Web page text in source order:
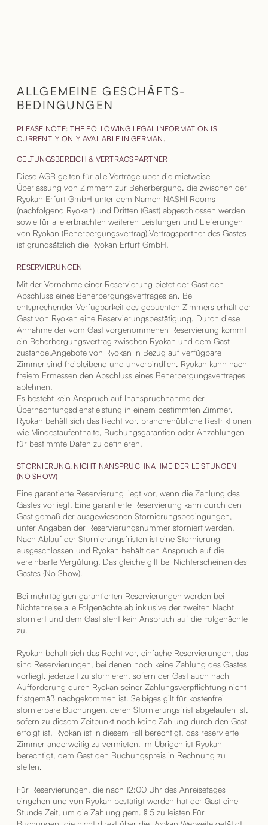
ALLGEMEINE GESCHÄFTS­
BEDINGUNGEN
PLEASE NOTE: THE FOLLOWING LEGAL INFORMATION IS
CURRENTLY ONLY AVAILABLE IN GERMAN.
GELTUNGSBEREICH & VERTRAGSPARTNER
Diese AGB gelten für alle Verträge über die mietweise
Überlassung von Zimmern zur Beherbergung, die zwischen der
Ryokan Erfurt GmbH unter dem Namen NASHI Rooms
(nachfolgend Ryokan) und Dritten (Gast) abgeschlossen werden
sowie für alle erbrachten weiteren Leistungen und Lieferungen
von Ryokan (Beherbergungsvertrag).Vertragspartner des Gastes
ist grundsätzlich die Ryokan Erfurt GmbH.
RESERVIERUNGEN
Mit der Vornahme einer Reservierung bietet der Gast den
Abschluss eines Beherbergungsvertrages an. Bei
entsprechender Verfügbarkeit des gebuchten Zimmers erhält der
Gast von Ryokan eine Reservierungsbestätigung. Durch diese
Annahme der vom Gast vorgenommenen Reservierung kommt
ein Beherbergungsvertrag zwischen Ryokan und dem Gast
zustande.Angebote von Ryokan in Bezug auf verfügbare
Zimmer sind freibleibend und unverbindlich. Ryokan kann nach
freiem Ermessen den Abschluss eines Beherbergungsvertrages
ablehnen.
Es besteht kein Anspruch auf Inanspruchnahme der
Übernachtungsdienstleistung in einem bestimmten Zimmer.
Ryokan behält sich das Recht vor, branchenübliche Restriktionen
wie Mindestaufenthalte, Buchungsgarantien oder Anzahlungen
für bestimmte Daten zu definieren.
STORNIERUNG, NICHTINANSPRUCHNAHME DER LEISTUNGEN
(NO SHOW)
Eine garantierte Reservierung liegt vor, wenn die Zahlung des
Gastes vorliegt. Eine garantierte Reservierung kann durch den
Gast gemäß der ausgewiesenen Stornierungsbedingungen,
unter Angaben der Reservierungsnummer storniert werden.
Nach Ablauf der Stornierungsfristen ist eine Stornierung
ausgeschlossen und Ryokan behält den Anspruch auf die
vereinbarte Vergütung. Das gleiche gilt bei Nichterscheinen des
Gastes (No Show).
Bei mehrtägigen garantierten Reservierungen werden bei
Nichtanreise alle Folgenächte ab inklusive der zweiten Nacht
storniert und dem Gast steht kein Anspruch auf die Folgenächte
zu.
Ryokan behält sich das Recht vor, einfache Reservierungen, das
sind Reservierungen, bei denen noch keine Zahlung des Gastes
vorliegt, jederzeit zu stornieren, sofern der Gast auch nach
Aufforderung durch Ryokan seiner Zahlungsverpflichtung nicht
fristgemäß nachgekommen ist. Selbiges gilt für kostenfrei
stornierbare Buchungen, deren Stornierungsfrist abgelaufen ist,
sofern zu diesem Zeitpunkt noch keine Zahlung durch den Gast
erfolgt ist. Ryokan ist in diesem Fall berechtigt, das reservierte
Zimmer anderweitig zu vermieten. Im Übrigen ist Ryokan
berechtigt, dem Gast den Buchungspreis in Rechnung zu
stellen.
Für Reservierungen, die nach 12:00 Uhr des Anreisetages
eingehen und von Ryokan bestätigt werden hat der Gast eine
Stunde Zeit, um die Zahlung gem. § 5 zu leisten.Für